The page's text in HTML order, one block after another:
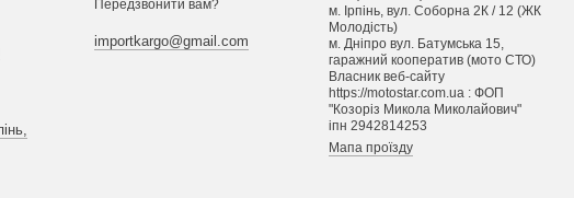
Передзвонити вам?
importkargo@gmail.com
м. Ірпінь, вул. Соборна 2К / 12 (ЖК
Молодість)
м. Днiпро вул. Батумська 15,
гаражний кооператив (мото СТО)
Власник веб-сайту
https://motostar.com.ua : ФОП
"Козоріз Микола Миколайович"
iпн 2942814253
Мапа проїзду